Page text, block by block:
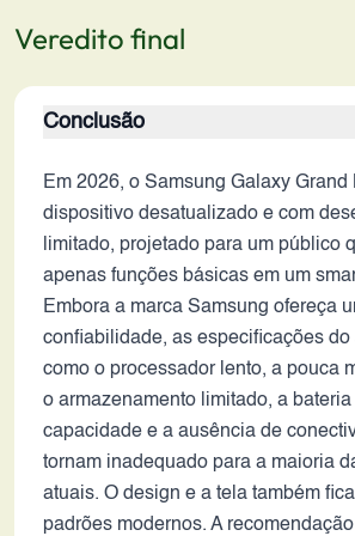
Veredito final
Conclusão
Em 2026, o Samsung Galaxy Grand
dispositivo desatualizado e com
limitado, projetado para um público
apenas funções básicas em um
Embora a marca Samsung ofereça
confiabilidade, as especificações do
como o processador lento, a pouca
o armazenamento limitado, a
capacidade e a ausência de
tornam inadequado para a maioria
atuais. O design e a tela também
padrões modernos. A